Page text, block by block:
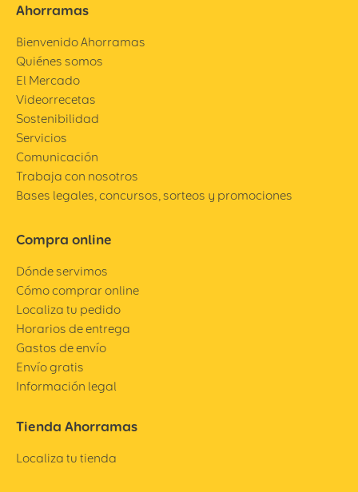
Ahorramas
Bienvenido Ahorramas
Quiénes somos
El Mercado
Videorrecetas
Sostenibilidad
Servicios
Comunicación
Trabaja con nosotros
Bases legales, concursos, sorteos y promociones
Compra online
Dónde servimos
Cómo comprar online
Localiza tu pedido
Horarios de entrega
Gastos de envío
Envío gratis
Información legal
Tienda Ahorramas
Localiza tu tienda